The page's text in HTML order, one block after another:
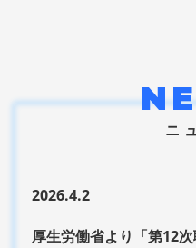
ニ
2026.4.2
厚生労働省より「第12